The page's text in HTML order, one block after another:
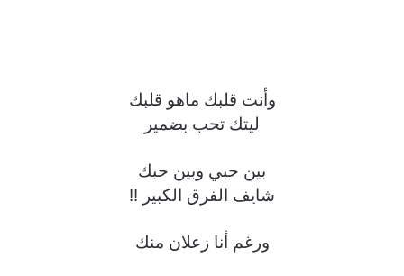
وأنت قلبك ماهو قلبك
ليتك تحب بضمير
بين حبي وبين حبك
شايف الفرق الكبير !!
ورغم أنا زعلان منك